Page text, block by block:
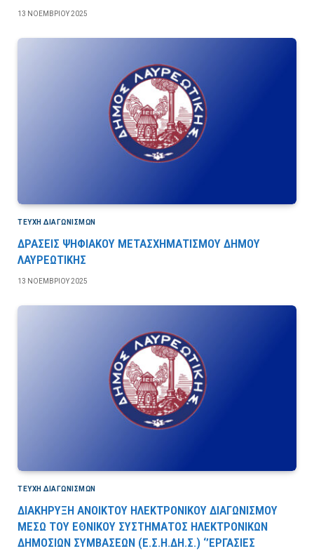
13 ΝΟΕΜΒΡΊΟΥ 2025
ΤΕΎΧΗ ΔΙΑΓΩΝΙΣΜΏΝ
ΔΡΑΣΕΙΣ ΨΗΦΙΑΚΟΥ ΜΕΤΑΣΧΗΜΑΤΙΣΜΟΥ ΔΗΜΟΥ
ΛΑΥΡΕΩΤΙΚΗΣ
13 ΝΟΕΜΒΡΊΟΥ 2025
ΤΕΎΧΗ ΔΙΑΓΩΝΙΣΜΏΝ
ΔΙΑΚΗΡΥΞΗ ΑΝΟΙΚΤΟΥ ΗΛΕΚΤΡΟΝΙΚΟΥ ΔΙΑΓΩΝΙΣΜΟΥ
ΜΕΣΩ ΤΟΥ ΕΘΝΙΚΟΥ ΣΥΣΤΗΜΑΤΟΣ ΗΛΕΚΤΡΟΝΙΚΩΝ
ΔΗΜΟΣΙΩΝ ΣΥΜΒΑΣΕΩΝ (Ε.Σ.Η.ΔΗ.Σ.) ‘’ΕΡΓΑΣΙΕΣ